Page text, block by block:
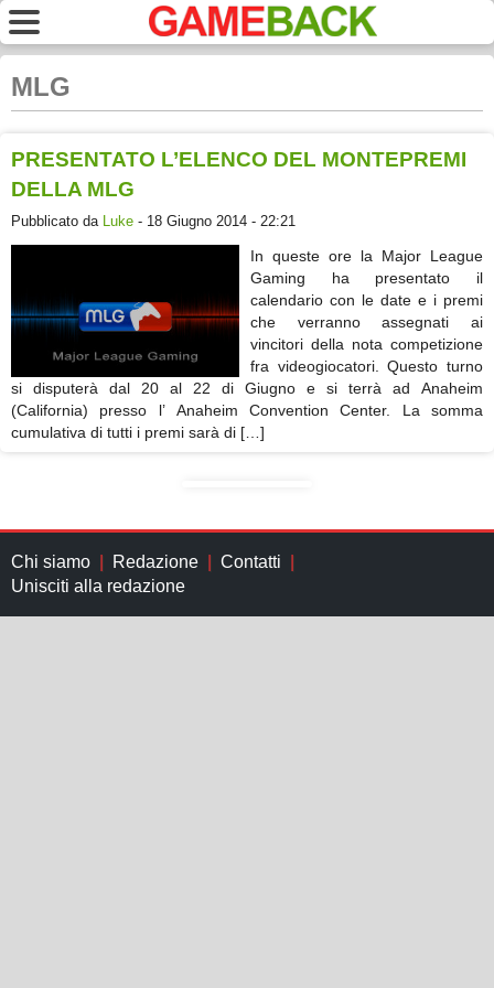
MLG
PRESENTATO L’ELENCO DEL MONTEPREMI
DELLA MLG
Pubblicato da Luke - 18 Giugno 2014 - 22:21
In queste ore la Major League
Gaming ha presentato il
calendario con le date e i premi
che verranno assegnati ai
vincitori della nota competizione
fra videogiocatori. Questo turno
si disputerà dal 20 al 22 di Giugno e si terrà ad Anaheim
(California) presso l’ Anaheim Convention Center. La somma
cumulativa di tutti i premi sarà di […]
Chi siamo Redazione
Contatti
Unisciti alla redazione